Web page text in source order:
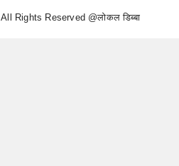
All Rights Reserved @लोकल डिब्बा